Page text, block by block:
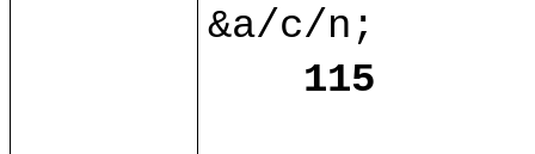
&a/c/n;
115